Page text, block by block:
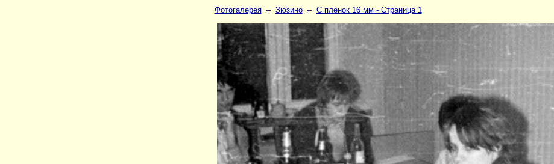
Фотогалерея– Зюзино– С пленок 16 мм - Страница 1